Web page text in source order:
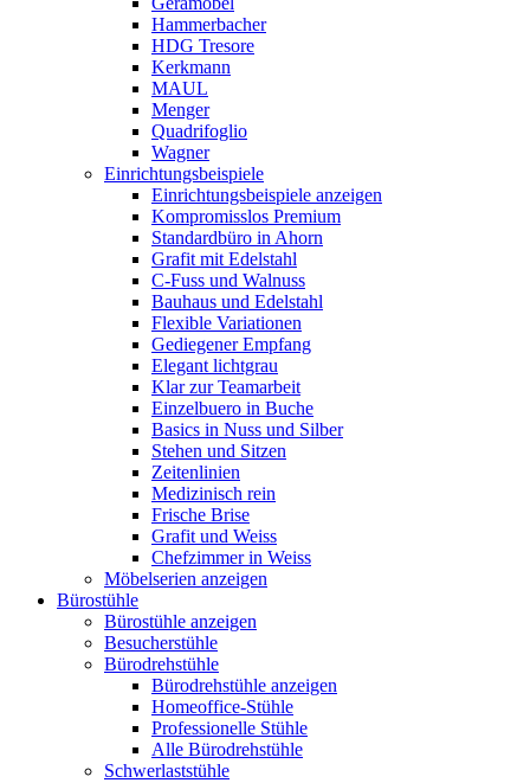
Hammerbacher
HDG Tresore
Kerkmann
MAUL
Menger
Quadrifoglio
Wagner
Einrichtungsbeispiele
Einrichtungsbeispiele anzeigen
Kompromisslos Premium
Standardbüro in Ahorn
Grafit mit Edelstahl
C-Fuss und Walnuss
Bauhaus und Edelstahl
Flexible Variationen
Gediegener Empfang
Elegant lichtgrau
Klar zur Teamarbeit
Einzelbuero in Buche
Basics in Nuss und Silber
Stehen und Sitzen
Zeitenlinien
Medizinisch rein
Frische Brise
Grafit und Weiss
Chefzimmer in Weiss
Möbelserien anzeigen
Bürostühle
Bürostühle anzeigen
Besucherstühle
Bürodrehstühle
Bürodrehstühle anzeigen
Homeoffice-Stühle
Professionelle Stühle
Alle Bürodrehstühle
Schwerlaststühle